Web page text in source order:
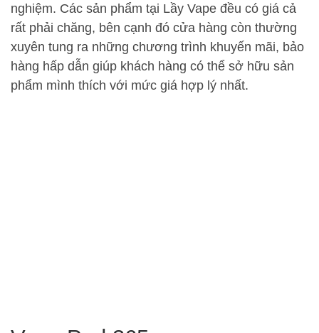
nghiệm. Các sản phẩm tại Lầy Vape đều có giá cả
rất phải chăng, bên cạnh đó cửa hàng còn thường
xuyên tung ra những chương trình khuyến mãi, bảo
hàng hấp dẫn giúp khách hàng có thể sở hữu sản
phẩm mình thích với mức giá hợp lý nhất.